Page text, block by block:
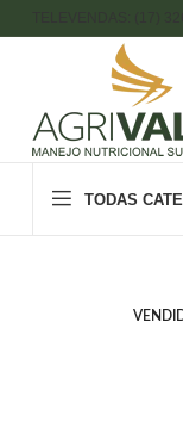
TODAS